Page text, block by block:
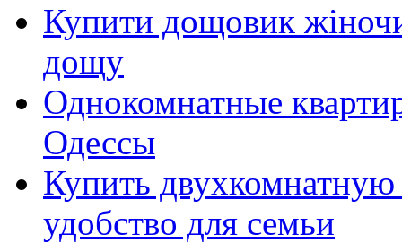
Купити дощовик
дощу
Однокомнатные
Одессы
Купить
удобство для семьи